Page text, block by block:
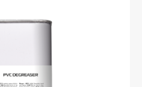
Aalterpaint